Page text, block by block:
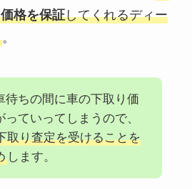
格を保証してくれるディー
。
待ちの間に車の下取り価
っていってしまうので、
取り査定を受けることを
します。